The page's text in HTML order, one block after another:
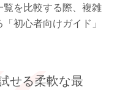
を比較する際、複雑
初心者向けガイド」
せる柔軟な最